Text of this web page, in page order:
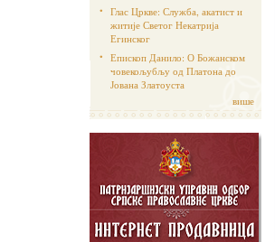
Глас Цркве: Служба, акатист и
житије Светог Некатрија
Егинског
Епископ Данило: О Божанском
човекољубљу од Платона до
Јована Златоуста
више